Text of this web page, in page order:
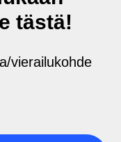
tästä!
vierailukohde